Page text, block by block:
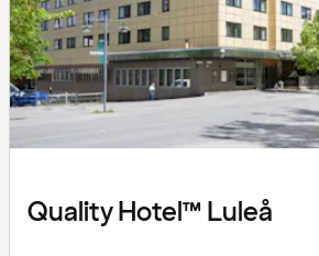
Quality Hotel™ Luleå